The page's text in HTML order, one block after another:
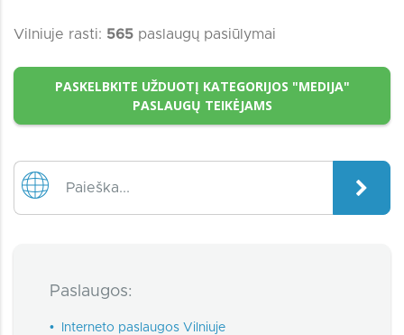
Vilniuje rasti: 565 paslaugų pasiūlymai
PASKELBKITE UŽDUOTĮ KATEGORIJOS "MEDIJA"
PASLAUGŲ TEIKĖJAMS
Paslaugos:
• Interneto paslaugos Vilniuje